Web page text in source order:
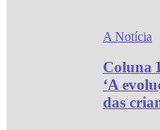
A Notícia
Coluna
‘A
das